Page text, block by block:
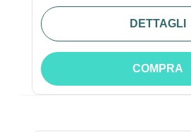
DETTAGLI
COMPRA